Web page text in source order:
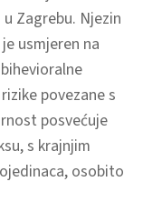
Zagrebu. Njezin
usmjeren na
povezane s
posvećuje
s krajnjim
osobito